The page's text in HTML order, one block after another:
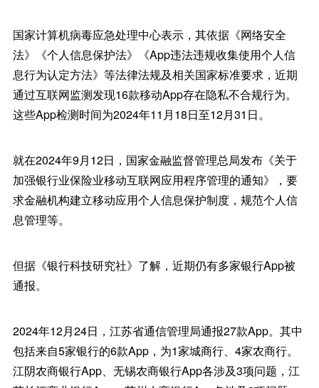
国家计算机病毒应急处理中心表示，其依据《网络安全
法》《个人信息保护法》《App违法违规收集使用个人信
息行为认定方法》等法律法规及相关国家标准要求，近期
通过互联网监测发现16款移动App存在隐私不合规行为。
这些App检测时间为2024年11月18日至12月31日。
就在2024年9月12日，国家金融监督管理总局发布《关于
加强银行业保险业移动互联网应用程序管理的通知》，要
求金融机构建立移动应用个人信息保护制度，规范个人信
息管理等。
但据《银行科技研究社》了解，近期仍有多家银行App被
通报。
2024年12月24日，江苏省通信管理局通报27款App。其中
包括来自5家银行的6款App，为1家城商行、4家农商行。
江阴农商银行App、无锡农商银行App各涉及3项问题，江